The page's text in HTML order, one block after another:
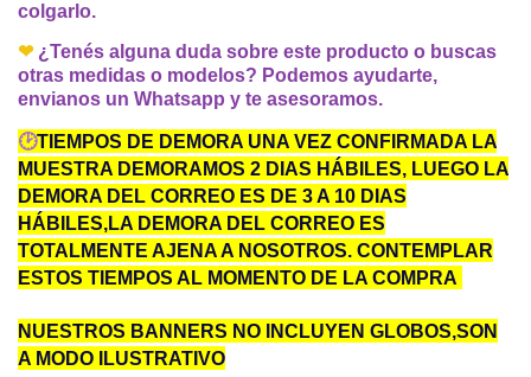
colgarlo.
❤¿Tenés alguna duda sobre este producto o buscas
otras medidas o modelos? Podemos ayudarte,
envianos un Whatsapp y te asesoramos.
🕑TIEMPOS DE DEMORA UNA VEZ CONFIRMADA LA
MUESTRA DEMORAMOS 2 DIAS HÁBILES, LUEGO LA
DEMORA DEL CORREO ES DE 3 A 10 DIAS
HÁBILES,LA DEMORA DEL CORREO ES
TOTALMENTE AJENA A NOSOTROS. CONTEMPLAR
ESTOS TIEMPOS AL MOMENTO DE LA COMPRA
NUESTROS BANNERS NO INCLUYEN GLOBOS,SON
A MODO ILUSTRATIVO